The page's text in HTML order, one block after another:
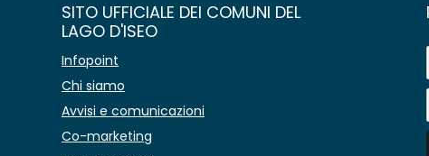
SITO UFFICIALE DEI COMUNI DEL
LAGO D'ISEO
Infopoint
Chi siamo
Avvisi e comunicazioni
Co-marketing